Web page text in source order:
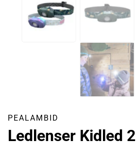
PEALAMBID
Ledlenser Kidled 2